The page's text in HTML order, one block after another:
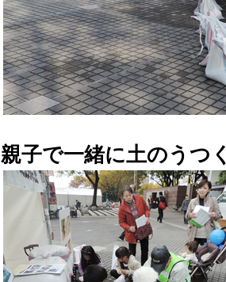
親子で一緒に土のうつ